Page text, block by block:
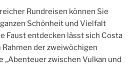
Rundreisen können Sie
Schönheit und Vielfalt
Faust entdecken lässt sich Costa
Rahmen der zweiwöchigen
„Abenteuer zwischen Vulkan und